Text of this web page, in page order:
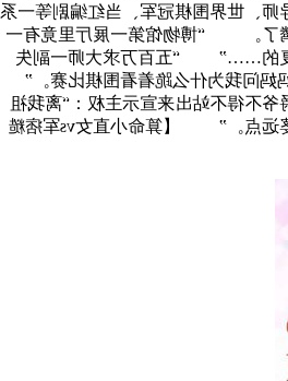
物修复家、世界音乐赛导师、世界围
列马甲爆出来，全网沸腾了。 “
半的文物都是柳小姐修复的
传针法的绣品。” “妈妈问我为
最后，桀骜野性的爵爷不得不站
宗……不，我命定的老婆远点。”